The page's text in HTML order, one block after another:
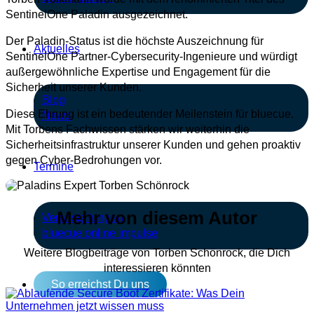
Aktuelles
Blog
News
Termine
Veranstaltungen
bluecue online impulse
So erreichst Du uns
SentinelOne Paladin ausgezeichnet.
Der Paladin-Status ist die höchste Auszeichnung für
SentinelOne Partner-Cybersecurity-Ingenieure und würdigt
außergewöhnliche Expertise und Engagement für die
Sicherheit unserer Kunden.
Diese Ehrung ist ein bedeutender Meilenstein für bluecue.
Mit Torbens Fachwissen stärken wir weiterhin die
Sicherheitsinfrastruktur unserer Kunden und gehen proaktiv
gegen Cyber-Bedrohungen vor.
Mehr von diesem Autor
Weitere Blogbeiträge von Torben Schönrock, die Dich
interessieren könnten